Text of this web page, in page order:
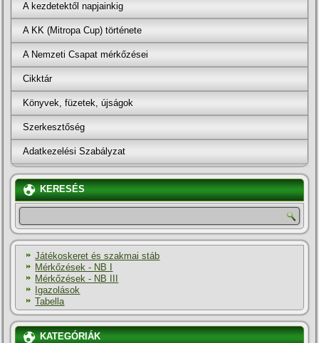
A kezdetektől napjainkig
A KK (Mitropa Cup) története
A Nemzeti Csapat mérkőzései
Cikktár
Könyvek, füzetek, újságok
Szerkesztőség
Adatkezelési Szabályzat
KERESÉS
Játékoskeret és szakmai stáb
Mérkőzések - NB I
Mérkőzések - NB III
Igazolások
Tabella
KATEGÓRIÁK